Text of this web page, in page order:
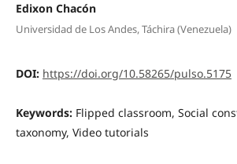
Edixon Chacón
Universidad de Los Andes, Táchira (Venezuela)
DOI: https://doi.org/10.58265/pulso.5175
Keywords: Flipped classroom, Social
taxonomy, Video tutorials